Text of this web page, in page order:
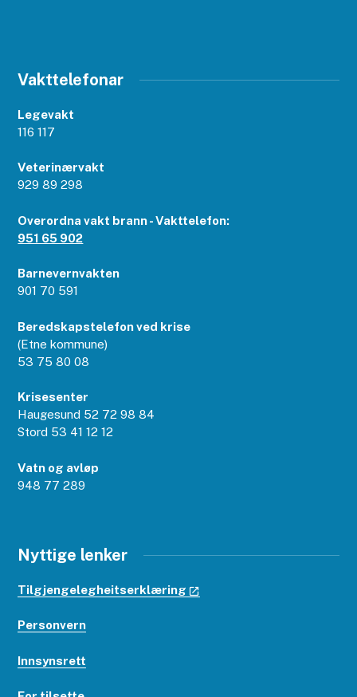
Vakttelefonar
Legevakt
116 117
Veterinærvakt
929 89 298
Overordna vakt brann - Vakttelefon:
951 65 902
Barnevernvakten
901 70 591
Beredskapstelefon ved krise
(Etne kommune)
53 75 80 08
Krisesenter
Haugesund 52 72 98 84
Stord 53 41 12 12
Vatn og avløp
948 77 289
Nyttige lenker
Tilgjengelegheitserklæring
Personvern
Innsynsrett